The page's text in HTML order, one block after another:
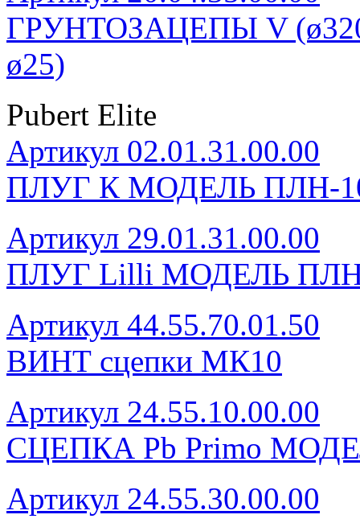
ГРУНТОЗАЦЕПЫ V (ø320,
ø25)
Pubert Elite
Артикул 02.01.31.00.00
ПЛУГ К МОДЕЛЬ ПЛН-
Артикул 29.01.31.00.00
ПЛУГ Lilli МОДЕЛЬ
Артикул 44.55.70.01.50
ВИНТ сцепки МК10
Артикул 24.55.10.00.00
СЦЕПКА Pb Primo
Артикул 24.55.30.00.00